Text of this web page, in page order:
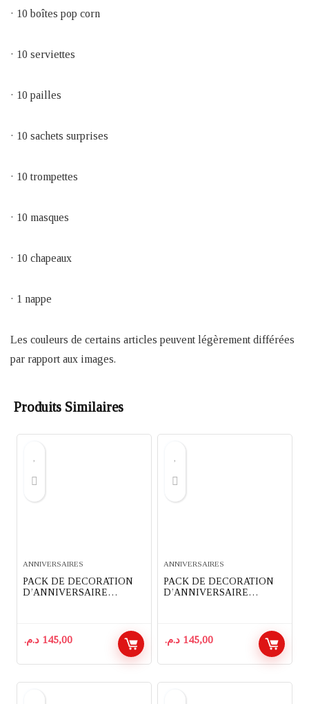
· 10 boîtes pop corn
· 10 serviettes
· 10 pailles
· 10 sachets surprises
· 10 trompettes
· 10 masques
· 10 chapeaux
· 1 nappe
Les couleurs de certains articles peuvent légèrement différées
par rapport aux images.
Produits Similaires
ANNIVERSAIRES
PACK DE DECORATION
D’ANNIVERSAIRE
145,00 د.م.
ANNIVERSAIRES
PACK DE DECORATION
D’ANNIVERSAIRE
145,00 د.م.